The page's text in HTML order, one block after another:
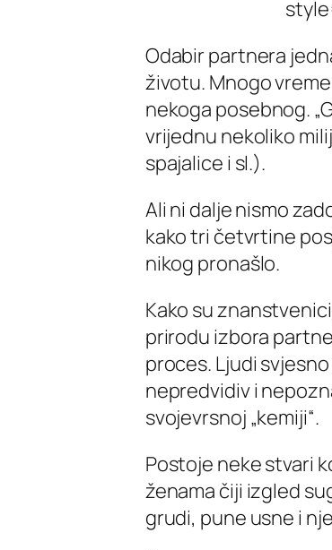
Odabir partnera
životu. Mnogo
nekoga posebnog.
vrijednu nekoliko
spajalice i sl.).
Ali ni dalje nismo
kako tri četvrtine
nikog pronašlo.
Kako su
prirodu izbora
proces. Ljudi
nepredvidiv i
svojevrsnoj „kemiji“.
Postoje neke stvari
ženama čiji izgled
grudi, pune usne i